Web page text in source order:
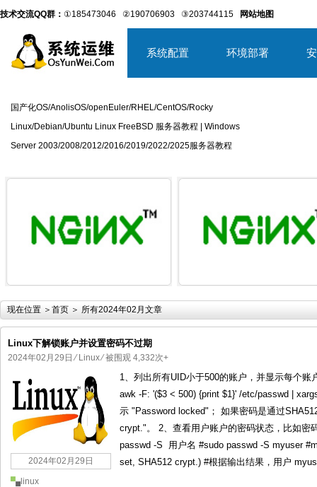
技术交流QQ群： ①185473046 ②190706903 ③203744115 网站地图
系统配置 环境部署
国产化OS/AnolisOS/openEuler/RHEL/CentOS/Rocky
Linux/Debian/Ubuntu Linux FreeBSD 服务器教程 | Windows
Server 2003/2008/2012/2016/2019/2022/2025服务器教程
国产化操作系统欧拉openEuler编
现在位置 ＞ 首页 ＞ 所有2024年02月文章
Linux下解锁账户并设置密码不过期
2024年02月29日 ⁄ Linux⁄ 被围观 4,332次+
2024年02月29日
1、列出所有UID小于500的账户，并显示每个
awk -F: '($3 < 500) {print $1}' /etc/passwd |
示 "Password locked"； 如果密码是通过
crypt."。 2、查看用户账户的密码状态，比如密
passwd -S 用户名 #sudo passwd -S myuser
set, SHA512 crypt.) #根据输出结果，用户
linux